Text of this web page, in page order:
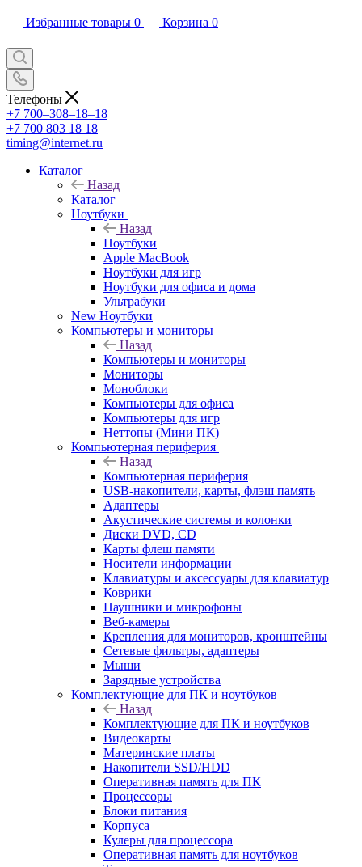
Избранные товары 0 Корзина 0
Телефоны
+7 700‒308‒18‒18
+7 700 803 18 18
timing@internet.ru
Каталог
Назад
Каталог
Ноутбуки
Назад
Ноутбуки
Apple MacBook
Ноутбуки для игр
Ноутбуки для офиса и дома
Ультрабуки
New Ноутбуки
Компьютеры и мониторы
Назад
Компьютеры и мониторы
Мониторы
Моноблоки
Компьютеры для офиса
Компьютеры для игр
Неттопы (Мини ПК)
Компьютерная периферия
Назад
Компьютерная периферия
USB-накопители, карты, флэш память
Адаптеры
Акустические системы и колонки
Диски DVD, CD
Карты флеш памяти
Носители информации
Клавиатуры и аксессуары для клавиатур
Коврики
Наушники и микрофоны
Веб-камеры
Крепления для мониторов, кронштейны
Сетевые фильтры, адаптеры
Мыши
Зарядные устройства
Комплектующие для ПК и ноутбуков
Назад
Комплектующие для ПК и ноутбуков
Видеокарты
Материнские платы
Накопители SSD/HDD
Оперативная память для ПК
Процессоры
Блоки питания
Корпуса
Кулеры для процессора
Оперативная память для ноутбуков